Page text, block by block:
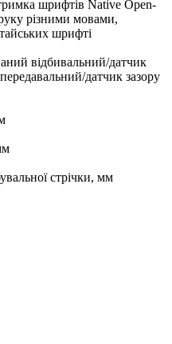
шрифтів Native Open-
різними мовами,
шрифті
відбивальний/датчик
датчик зазору
стрічки, мм